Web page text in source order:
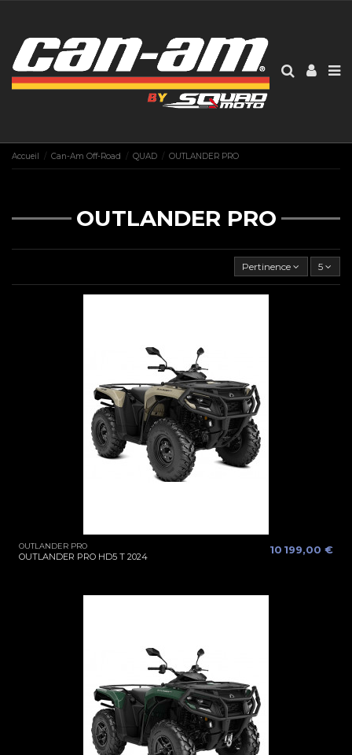
Accueil Can-Am Off-Road QUAD OUTLANDER PRO
OUTLANDER PRO
Pertinence 5
OUTLANDER PRO
OUTLANDER PRO HD5 T 2024
10 199,00 €